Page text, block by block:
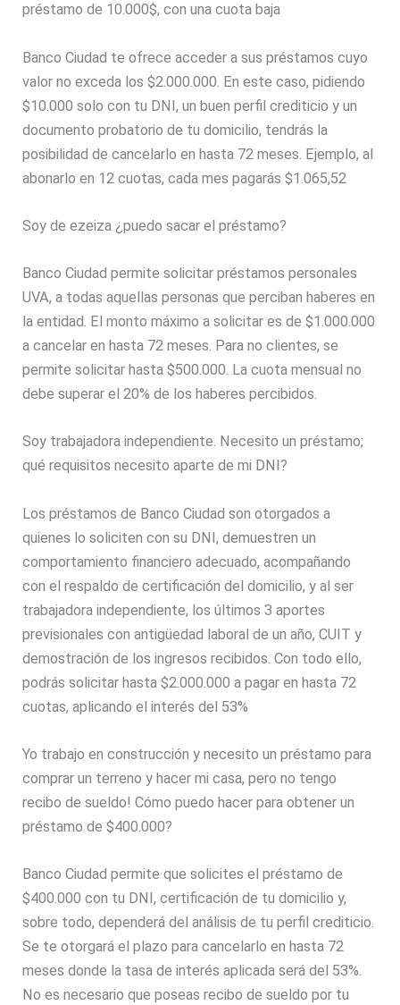
préstamo de 10.000$, con una cuota baja
Banco Ciudad te ofrece acceder a sus préstamos cuyo
valor no exceda los $2.000.000. En este caso, pidiendo
$10.000 solo con tu DNI, un buen perfil crediticio y un
documento probatorio de tu domicilio, tendrás la
posibilidad de cancelarlo en hasta 72 meses. Ejemplo, al
abonarlo en 12 cuotas, cada mes pagarás $1.065,52
Soy de ezeiza ¿puedo sacar el préstamo?
Banco Ciudad permite solicitar préstamos personales
UVA, a todas aquellas personas que perciban haberes en
la entidad. El monto máximo a solicitar es de $1.000.000
a cancelar en hasta 72 meses. Para no clientes, se
permite solicitar hasta $500.000. La cuota mensual no
debe superar el 20% de los haberes percibidos.
Soy trabajadora independiente. Necesito un préstamo;
qué requisitos necesito aparte de mi DNI?
Los préstamos de Banco Ciudad son otorgados a
quienes lo soliciten con su DNI, demuestren un
comportamiento financiero adecuado, acompañando
con el respaldo de certificación del domicilio, y al ser
trabajadora independiente, los últimos 3 aportes
previsionales con antigüedad laboral de un año, CUIT y
demostración de los ingresos recibidos. Con todo ello,
podrás solicitar hasta $2.000.000 a pagar en hasta 72
cuotas, aplicando el interés del 53%
Yo trabajo en construcción y necesito un préstamo para
comprar un terreno y hacer mi casa, pero no tengo
recibo de sueldo! Cómo puedo hacer para obtener un
préstamo de $400.000?
Banco Ciudad permite que solicites el préstamo de
$400.000 con tu DNI, certificación de tu domicilio y,
sobre todo, dependerá del análisis de tu perfil crediticio.
Se te otorgará el plazo para cancelarlo en hasta 72
meses donde la tasa de interés aplicada será del 53%.
No es necesario que poseas recibo de sueldo por tu